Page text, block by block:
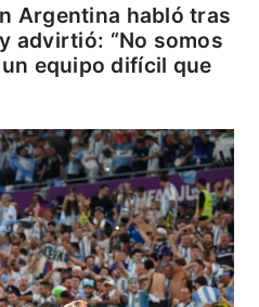
Argentina habló tras
advirtió: “No somos
equipo difícil que